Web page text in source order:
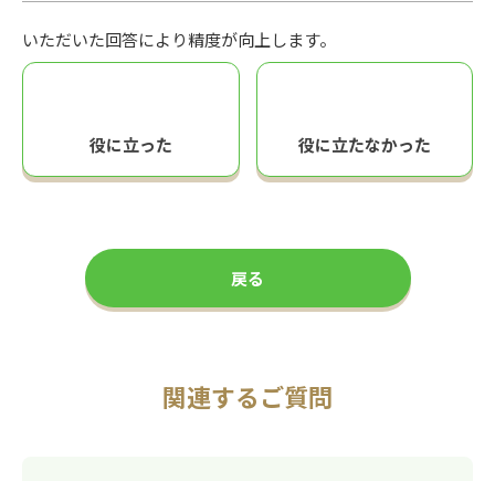
いただいた回答により精度が向上します。
役に立った 役に立たなかった
戻る
関連するご質問